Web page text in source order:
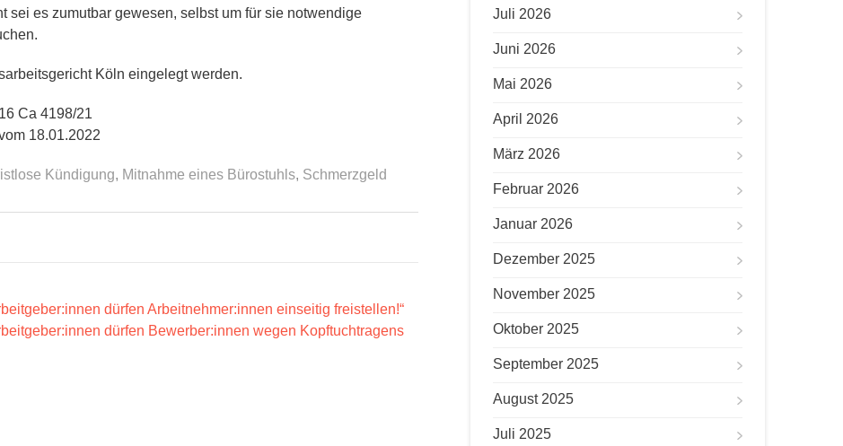
sei es zumutbar gewesen, selbst um für sie notwendige
Köln eingelegt werden.
Ca 4198/21
18.01.2022
Kündigung, Mitnahme eines Bürostuhls, Schmerzgeld
dürfen Arbeitnehmer:innen einseitig freistellen!“
dürfen Bewerber:innen wegen Kopftuchtragens
Juli 2026
Juni 2026
Mai 2026
April 2026
März 2026
Februar 2026
Januar 2026
Dezember 2025
November 2025
Oktober 2025
September 2025
August 2025
Juli 2025